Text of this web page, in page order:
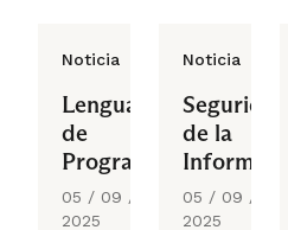
Noticia
Lenguaje
de
Programación
05 / 09 /
2025
Noticia
Seguridad
de la
05 / 09 /
2025